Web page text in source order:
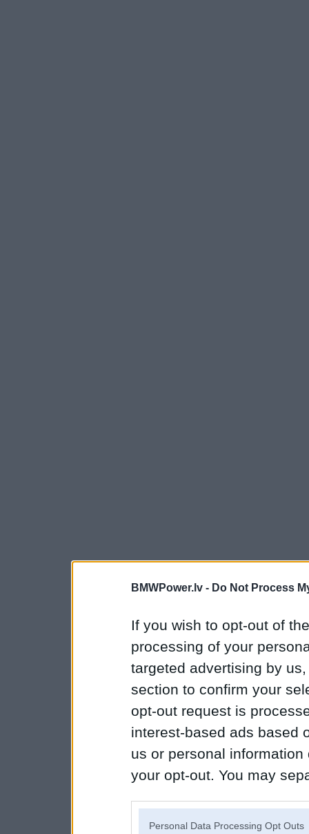
BMWPower.lv - Do Not Process
If you wish to opt-out of
processing of your
targeted advertising by
section to confirm your
opt-out request is
interest-based ads based
us or personal
your opt-out. You may
Personal Data Processing Opt Outs